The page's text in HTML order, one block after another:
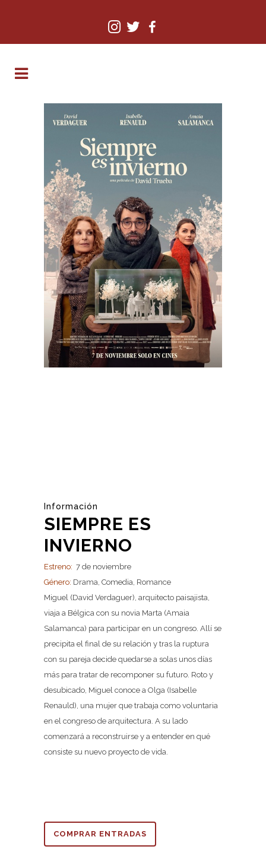
Información
SIEMPRE ES
INVIERNO
Estreno: 7 de noviembre
Género: Drama, Comedia, Romance
Miguel (David Verdaguer), arquitecto paisajista,
viaja a Bélgica con su novia Marta (Amaia
Salamanca) para participar en un congreso. Allí se
precipita el final de su relación y tras la ruptura
con su pareja decide quedarse a solas unos días
más para tratar de recomponer su futuro. Roto y
desubicado, Miguel conoce a Olga (Isabelle
Renauld), una mujer que trabaja como voluntaria
en el congreso de arquitectura. A su lado
comenzará a reconstruirse y a entender en qué
consiste su nuevo proyecto de vida.
COMPRAR ENTRADAS